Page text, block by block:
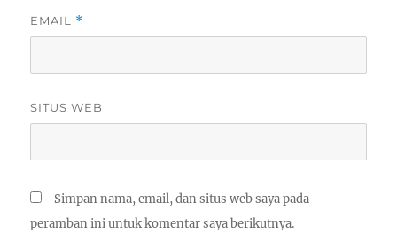
EMAIL *
SITUS WEB
Simpan nama, email, dan situs web saya pada
peramban ini untuk komentar saya berikutnya.